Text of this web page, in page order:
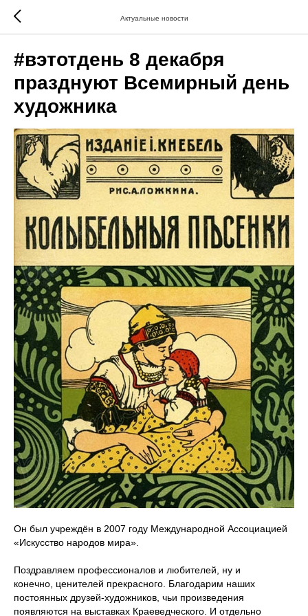
Актуальные новости
#вэтотдень 8 декабря
празднуют Всемирный день
художника
Он был учреждён в 2007 году Международной Ассоциацией
«Искусство народов мира».
Поздравляем профессионалов и любителей, ну и
конечно, ценителей прекрасного. Благодарим наших
постоянных друзей-художников, чьи произведения
появляются на выставках Краеведческого. И отдельно